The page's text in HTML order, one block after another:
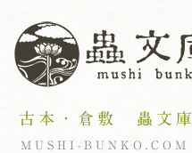
古本・倉敷 蟲文庫
MUSHI-BUNKO.COM